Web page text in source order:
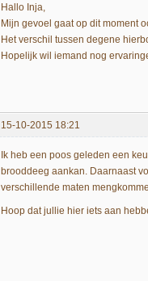
Hallo Inja,
Mijn gevoel gaat op dit moment
Het verschil tussen degene
Hopelijk wil iemand nog
15-10-2015 18:21
Ik heb een poos geleden een
brooddeeg aankan. Daarnaast
verschillende maten
Hoop dat jullie hier iets aan